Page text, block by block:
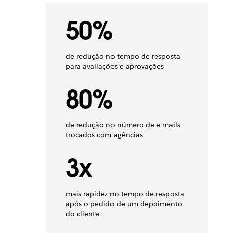
50%
de redução no tempo de resposta
para avaliações e aprovações
80%
de redução no número de e-mails
trocados com agências
3x
mais rapidez no tempo de resposta
após o pedido de um depoimento
do cliente